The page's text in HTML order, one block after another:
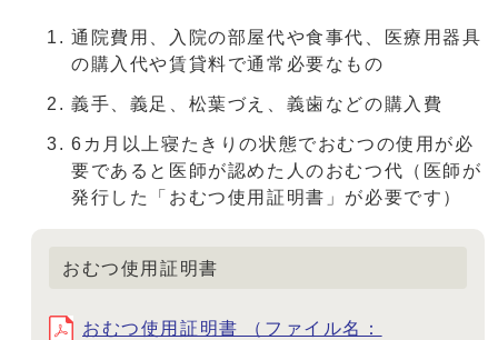
通院費用、入院の部屋代や食事代、医療用器具
の購入代や賃貸料で通常必要なもの
義手、義足、松葉づえ、義歯などの購入費
6カ月以上寝たきりの状態でおむつの使用が必
要であると医師が認めた人のおむつ代（医師が
発行した「おむつ使用証明書」が必要です）
おむつ使用証明書
おむつ使用証明書 （ファイル名：